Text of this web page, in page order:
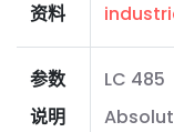
资料
参数
说明
LC 485